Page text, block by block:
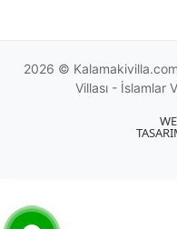
2026 ©
Villası - İslamlar